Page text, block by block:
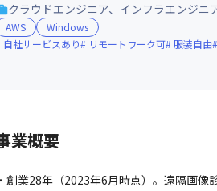
クラウドエンジニア、インフラエンジニ
AWS
Windows
自社サービスあり
リモートワーク可 服装自由
業概要
・創業28年（2023年6月時点）。遠隔画像